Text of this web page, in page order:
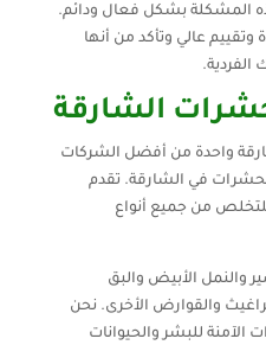
المشكلة بشكل فعال ودائم.
عالي وتأكد من أنها
الفردية.
الشارقة
واحدة من أفضل الشركات
في الشارقة. تقدم
من جميع أنواع
والنمل الأبيض والبق
والقوارض الأخرى. نحن
الآمنة للبشر والحيوانات